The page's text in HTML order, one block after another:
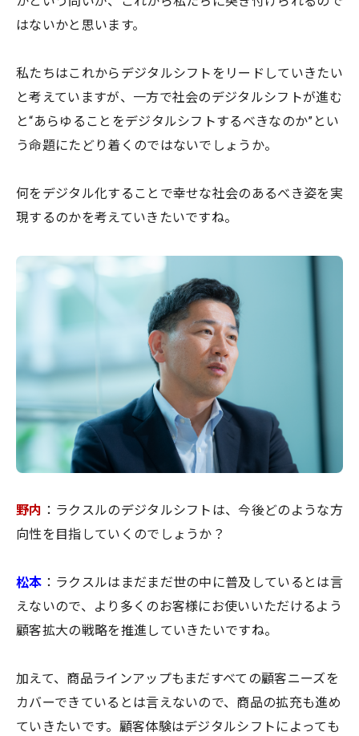
はないかと思います。
私たちはこれからデジタルシフトをリードしていきたい
と考えていますが、一方で社会のデジタルシフトが進む
と“あらゆることをデジタルシフトするべきなのか”とい
う命題にたどり着くのではないでしょうか。
何をデジタル化することで幸せな社会のあるべき姿を実
現するのかを考えていきたいですね。
野内 ：ラクスルのデジタルシフトは、今後どのような方
向性を目指していくのでしょうか？
松本 ：ラクスルはまだまだ世の中に普及しているとは言
えないので、より多くのお客様にお使いいただけるよう
顧客拡大の戦略を推進していきたいですね。
加えて、商品ラインアップもまだすべての顧客ニーズを
カバーできているとは言えないので、商品の拡充も進め
ていきたいです。顧客体験はデジタルシフトによっても